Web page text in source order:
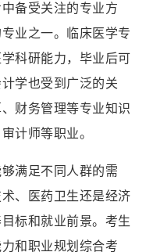
备受关注的专业方
业之一。临床医学专
科研能力，毕业后可
学也受到广泛的关
财务管理等专业知识
计师等职业。
满足不同人群的需
、医药卫生还是经济
标和就业前景。考生
和职业规划综合考